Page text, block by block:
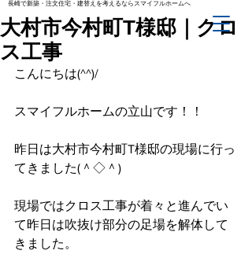
長崎で新築・注文住宅・建替えを考えるならスマイフルホームへ
大村市今村町T様邸｜クロ
ス工事
こんにちは(^^)/
スマイフルホームの立山です！！
昨日は大村市今村町T様邸の現場に行っ
てきました(＾◇＾)
現場ではクロス工事が着々と進んでい
て昨日は吹抜け部分の足場を解体して
きました。